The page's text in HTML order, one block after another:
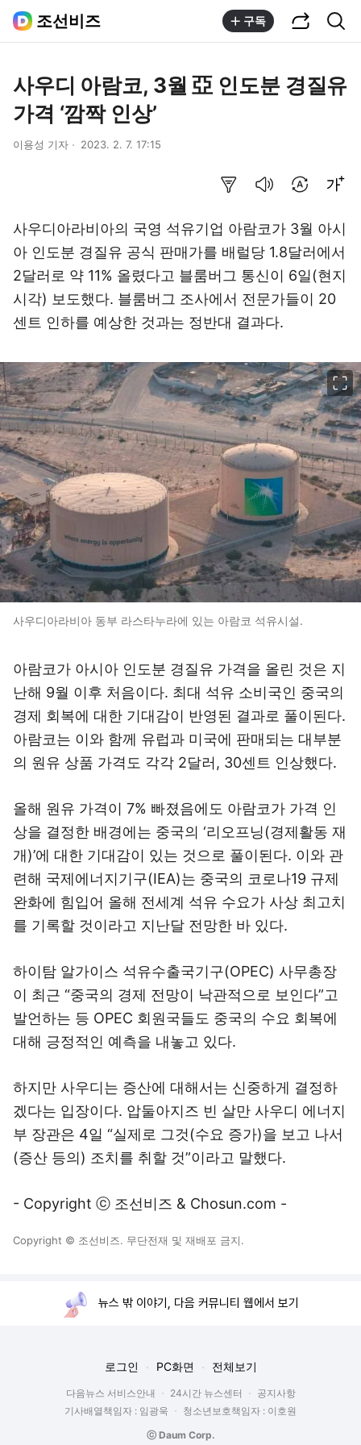
조선비즈 구독
사우디 아람코, 3월 亞 인도분 경질유
가격 ‘깜짝 인상’
이용성 기자 2023. 2. 7. 17:15
사우디아라비아의 국영 석유기업 아람코가 3월 아시
아 인도분 경질유 공식 판매가를 배럴당 1.8달러에서
2달러로 약 11% 올렸다고 블룸버그 통신이 6일(현지
시각) 보도했다. 블룸버그 조사에서 전문가들이 20
센트 인하를 예상한 것과는 정반대 결과다.
사우디아라비아 동부 라스타누라에 있는 아람코 석유시설.
아람코가 아시아 인도분 경질유 가격을 올린 것은 지
난해 9월 이후 처음이다. 최대 석유 소비국인 중국의
경제 회복에 대한 기대감이 반영된 결과로 풀이된다.
아람코는 이와 함께 유럽과 미국에 판매되는 대부분
의 원유 상품 가격도 각각 2달러, 30센트 인상했다.
올해 원유 가격이 7% 빠졌음에도 아람코가 가격 인
상을 결정한 배경에는 중국의 ‘리오프닝(경제활동 재
개)’에 대한 기대감이 있는 것으로 풀이된다. 이와 관
련해 국제에너지기구(IEA)는 중국의 코로나19 규제
완화에 힘입어 올해 전세계 석유 수요가 사상 최고치
를 기록할 것이라고 지난달 전망한 바 있다.
하이탐 알가이스 석유수출국기구(OPEC) 사무총장
이 최근 “중국의 경제 전망이 낙관적으로 보인다”고
발언하는 등 OPEC 회원국들도 중국의 수요 회복에
대해 긍정적인 예측을 내놓고 있다.
하지만 사우디는 증산에 대해서는 신중하게 결정하
겠다는 입장이다. 압둘아지즈 빈 살만 사우디 에너지
부 장관은 4일 “실제로 그것(수요 증가)을 보고 나서
(증산 등의) 조치를 취할 것”이라고 말했다.
- Copyright ⓒ 조선비즈 & Chosun.com -
Copyright © 조선비즈. 무단전재 및 재배포 금지.
뉴스 밖 이야기, 다음 커뮤니티 웹에서 보기
로그인 PC화면 전체보기
다음뉴스 서비스안내 24시간 뉴스센터
공지사항
기사배열책임자 : 임광욱
청소년보호책임자 : 이호원
ⓒ Daum Corp.